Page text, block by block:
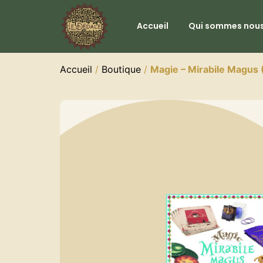
Accueil Qui sommes
Accueil / Boutique / Magie – Mirabile